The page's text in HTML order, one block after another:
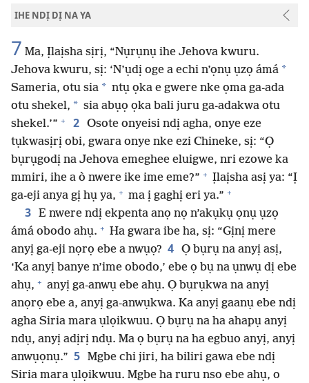
IHE NDỊ DỊ NA YA
7 Ma, Ịlaịsha sịrị, “Nụrụnụ ihe Jehova kwuru.
Jehova kwuru, sị: ‘N’ụdị oge a echi n’ọnụ ụzọ ámá *
Sameria, otu sia * ntụ ọka e gwere nke ọma ga-ada
otu shekel, * sia abụọ ọka bali juru ga-adakwa otu
shekel.’” + 2 Osote onyeisi ndị agha, onye eze
tụkwasịrị obi, gwara onye nke ezi Chineke, sị: “Ọ
bụrụgodị na Jehova emeghee eluigwe, nri ezowe ka
mmiri, ihe a ò nwere ike ime eme?” + Ịlaịsha asị ya: “Ị
ga-eji anya gị hụ ya, + ma ị gaghị eri ya.” +
3 E nwere ndị ekpenta anọ nọ n’akụkụ ọnụ ụzọ
ámá obodo ahụ. + Ha gwara ibe ha, sị: “Gịnị mere
anyị ga-eji nọrọ ebe a nwụọ? 4 Ọ bụrụ na anyị asị,
‘Ka anyị banye n’ime obodo,’ ebe ọ bụ na ụnwụ dị ebe
ahụ, + anyị ga-anwụ ebe ahụ. Ọ bụrụkwa na anyị
anọrọ ebe a, anyị ga-anwụkwa. Ka anyị gaanụ ebe ndị
agha Siria mara ụlọikwuu. Ọ bụrụ na ha ahapụ anyị
ndụ, anyị adịrị ndụ. Ma ọ bụrụ na ha egbuo anyị, anyị
anwụọnụ.” 5 Mgbe chi jiri, ha biliri gawa ebe ndị
Siria mara ụlọikwuu. Mgbe ha ruru nso ebe ahụ, o